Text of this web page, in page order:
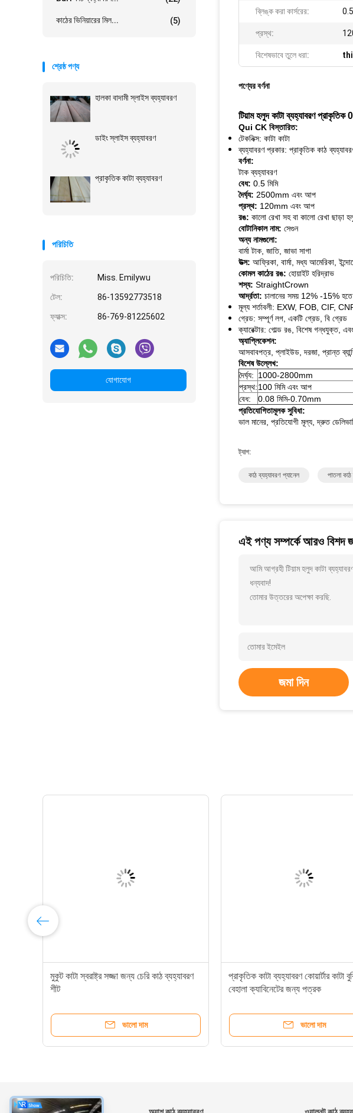
কাঠের ভিনিয়ারের মিল... (5)
শ্রেষ্ঠ পণ্য
হালকা বাদামী স্লাইস ব্যহ্যাবরণ
ডাইং স্লাইস ব্যহ্যাবরণ
প্রাকৃতিক কাটা ব্যহ্যাবরণ
পরিচিতি
পরিচিতি: Miss. Emilywu
টেল: 86-13592773518
ফ্যাক্স: 86-769-81225602
যোগাযোগ
ব্লিঙ্ক করা কার্সরের: 0.5
প্রস্থ:
বিশেষভাবে তুলে ধরা:
পণ্যের বর্ণনা
টিয়াম হলুদ কাটা ব্যহ্যাবরণ
Qui CK বিস্তারিত:
টেকনিক্স: কাটা কাটা
ব্যহ্যাবরণ প্রকার: প্রাকৃতিক কাঠ
বর্ণনা:
টাক ব্যহ্যাবরণ
বেধ: 0.5 মিমি
দৈর্ঘ্য: 2500mm এবং আপ
প্রস্থ: 120mm এবং আপ
রঙ: কালো রেখা সহ বা কালো রেখা ছাড়া
বোটানিকাল নাম: সেগুন
অন্য নামগুলো:
বার্মা টাক, জাতি, জাভা সাগা
উত্স: আফ্রিকা, বার্মা, মধ্য আমেরিকা,
কোমল কাঠের রঙ: হোয়াইট হরিদ্রাভ
শস্য: StraightCrown
আর্দ্রতা: চালানের সময় 12% -15% হতে
মূল্য শর্তাবলী: EXW, FOB, CIF,
গ্রেড: সম্পূর্ণ লগ, একটি গ্রেড, বি গ্রেড
ক্যারেক্টার: গোল্ড রঙ, বিশেষ গন্ধযুক্ত,
অ্যাপ্লিকেশন:
আসবাবপত্র, প্লাইউড, দরজা, প্রান্ত
বিশেষ উল্লেখ:
দৈর্ঘ্য: 1000-2800mm
প্রস্থ:100 মিমি এবং আপ
বেধ:
0.08 মিমি-0.70mm
প্রতিযোগিতামূলক সুবিধা:
ভাল মানের, প্রতিযোগী মূল্য, দ্রুত
ট্যাগ:
কাঠ ব্যহ্যাবরণ প্যানেল পাতলা
এই পণ্য সম্পর্কে আরও বিশদ
আমি আগ্রহী টিয়াম হলুদ কাটা
ধন্যবাদ!
তোমার উত্তরের অপেক্ষা করছি.
জমা দিন
মুকুট কাটা স্বরাষ্ট্র সজ্জা জন্য চেরি কাঠ ব্যহ্যাবরণ
শীট
ভালো দাম
প্রাকৃতিক কাটা ব্যহ্যাবরণ কোয়ার্টার কাটা
বেহালা ক্যাবিনেটের জন্য পত্রক
ভালো দাম